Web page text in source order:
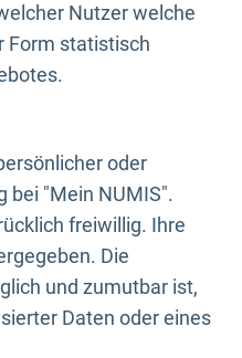
Nutzer welche
Form statistisch
oder
bei "Mein NUMIS".
freiwillig. Ihre
Die
und zumutbar ist,
Daten oder eines